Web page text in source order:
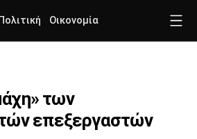
Πολιτική Οικονομία
των
επεξεργαστών